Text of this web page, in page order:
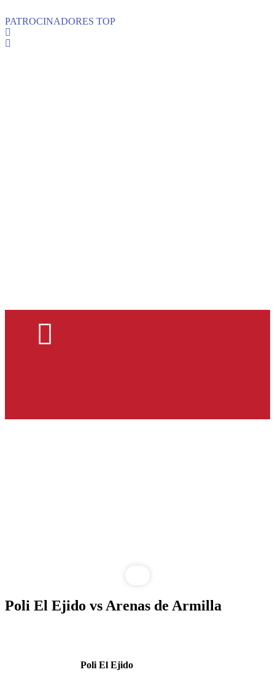
PATROCINADORES TOP
Poli El Ejido vs Arenas de Armilla
Poli El Ejido